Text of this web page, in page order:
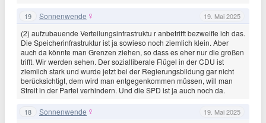
19 Sonnenwende 19. Mai 2025
(2) aufzubauende Verteilungsinfrastruktu r anbetrifft bezweifle ich das.
Die Speicherinfrastruktur ist ja sowieso noch ziemlich klein. Aber
auch da könnte man Grenzen ziehen, so dass es eher nur die großen
trifft. Wir werden sehen. Der sozialliberale Flügel in der CDU ist
ziemlich stark und wurde jetzt bei der Regierungsbildung gar nicht
berücksichtigt, dem wird man entgegenkommen müssen, will man
Streit in der Partei verhindern. Und die SPD ist ja auch noch da.
18 Sonnenwende 19. Mai 2025